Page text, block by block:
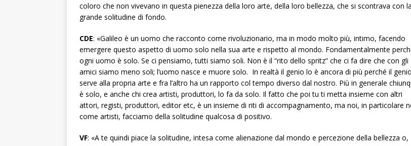
coloro che non vivevano in questa pienezza della loro arte, della loro bellezza, che si scontrava con la
grande solitudine di fondo.
CDE: «Galileo è un uomo che racconto come rivoluzionario, ma in modo molto più, intimo, facendo
emergere questo aspetto di uomo solo nella sua arte e rispetto al mondo. Fondamentalmente
ogni uomo è solo. Se ci pensiamo, tutti siamo soli. Non è il “rito dello spritz” che ci fa dire che con gli
amici siamo meno soli; l’uomo nasce e muore solo. In realtà il genio lo è ancora di più perché il genio
serve alla propria arte e fra l’altro ha un rapporto col tempo diverso dal nostro. Più in generale
è solo, e anche chi crea artisti, produttori, lo fa da solo. Il fatto che poi tu ti metta insieme con altri
attori, registi, produttori, editor etc, è un insieme di riti di accompagnamento, ma noi, in particolare
come artisti, facciamo della solitudine qualcosa di positivo.
VF: «A te quindi piace la solitudine, intesa come alienazione dal mondo e percezione della bellezza o,